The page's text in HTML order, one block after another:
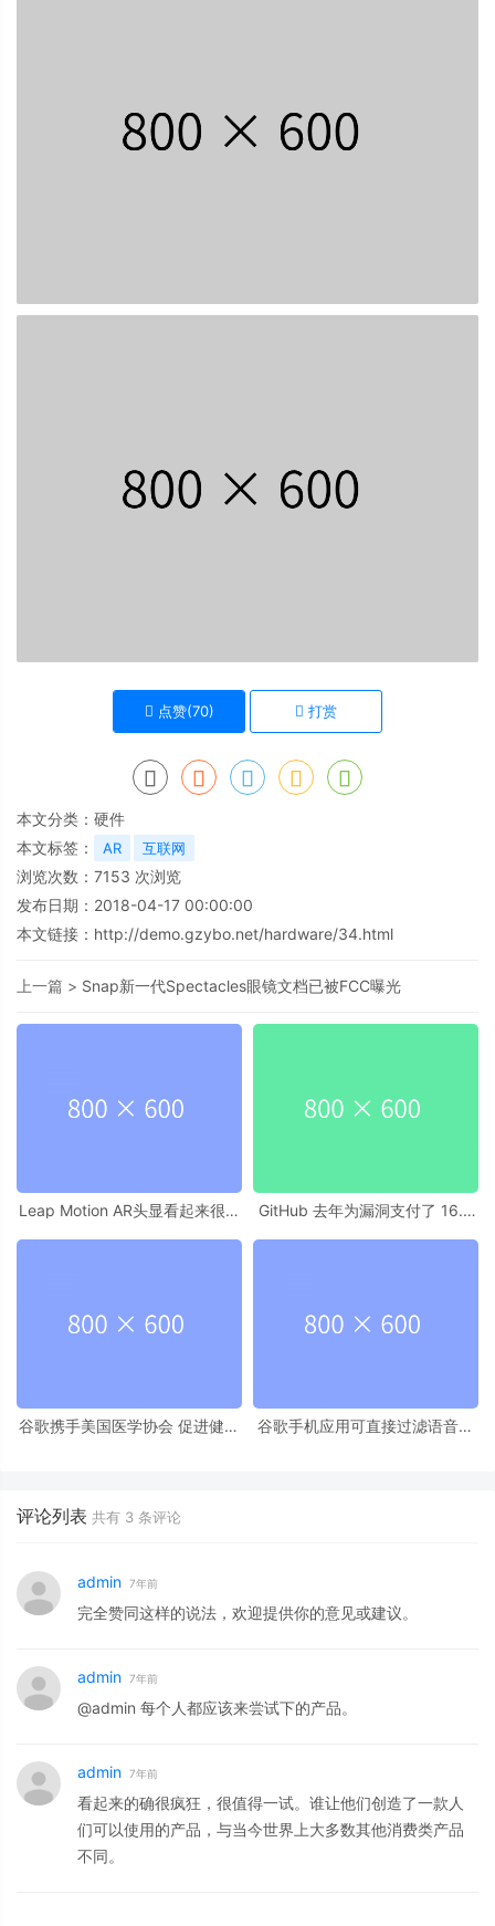
点赞(70) 打赏
本文分类： 硬件
本文标签：
AR 互联网
浏览次数： 7153 次浏览
发布日期：2018-04-17 00:00:00
本文链接： http://demo.gzybo.net/hardware/34.html
上一篇 > Snap新一代Spectacles眼镜文档已被FCC曝光
Leap Motion AR头显看起来很疯
GitHub 去年为漏洞支付了 16.6
谷歌携手美国医学协会 促进健康
谷歌手机应用可直接过滤语音垃
评论列表 共有 3 条评论
admin 7年前
完全赞同这样的说法，欢迎提供你的意见或建议。
admin 7年前
@admin 每个人都应该来尝试下的产品。
admin 7年前
看起来的确很疯狂，很值得一试。谁让他们创造了一款人
们可以使用的产品，与当今世界上大多数其他消费类产品
不同。